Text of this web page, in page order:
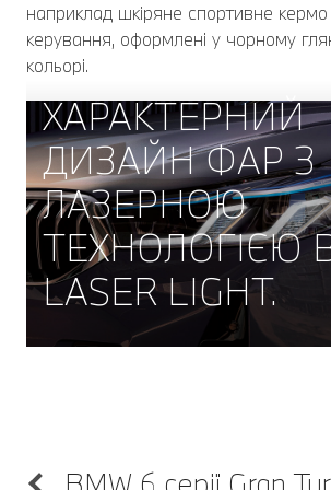
наприклад шкіряне спортивне
керування, оформлені у чорному
кольорі.
ХАРАКТЕРНИЙ
ДИЗАЙН ФАР З
ЛАЗЕРНОЮ
ТЕХНОЛОГІЄЮ
LASER LIGHT.